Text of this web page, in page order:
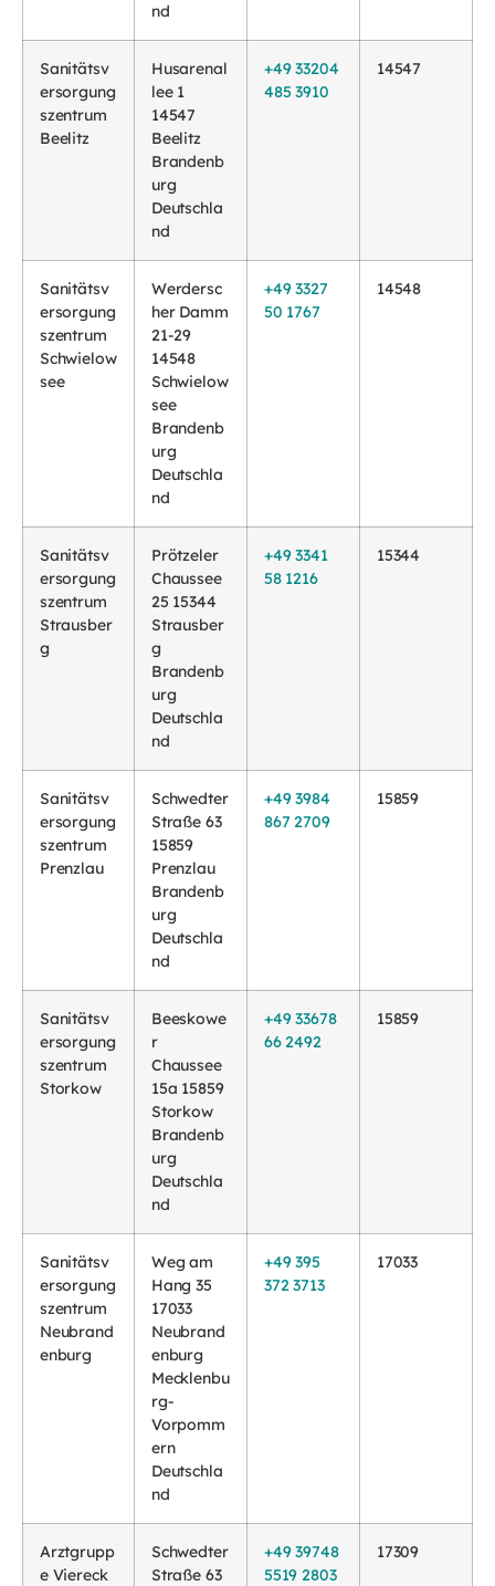
nd
Sanitätsv
ersorgung
szentrum
Beelitz
Husarenal
lee 1
14547
Beelitz
Brandenb
urg
Deutschla
nd
+49 33204
485 3910
14547
Sanitätsv
ersorgung
szentrum
Schwielow
see
Werdersc
her Damm
21-29
14548
Schwielow
see
Brandenb
urg
Deutschla
nd
+49 3327
50 1767
14548
Sanitätsv
ersorgung
szentrum
Strausber
g
Prötzeler
Chaussee
25 15344
Strausber
g
Brandenb
urg
Deutschla
nd
+49 3341
58 1216
15344
Sanitätsv
ersorgung
szentrum
Prenzlau
Schwedter
Straße 63
15859
Prenzlau
Brandenb
urg
Deutschla
nd
+49 3984
867 2709
15859
Sanitätsv
ersorgung
szentrum
Storkow
Beeskowe
r
Chaussee
15a 15859
Storkow
Brandenb
urg
Deutschla
nd
+49 33678
66 2492
15859
Sanitätsv
ersorgung
szentrum
Neubrand
enburg
Weg am
Hang 35
17033
Neubrand
enburg
Mecklenbu
rg-
Vorpomm
ern
Deutschla
nd
+49 395
372 3713
17033
Arztgrupp
e Viereck
Schwedter
Straße 63
+49 39748
5519 2803
17309